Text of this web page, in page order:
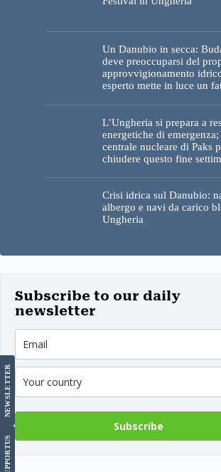
Un Danubio in secca:
deve preoccuparsi del
approvvigionamento
esperto mette in luce un
L’Ungheria si prepara a
energetiche di emergenza;
centrale nucleare di Paks
chiudere questo fine
Crisi idrica sul Danubio:
albergo e navi da carico
Ungheria
Subscribe to our daily
newsletter
Subscribe
SUPPORT
US
NEWS
LETTER